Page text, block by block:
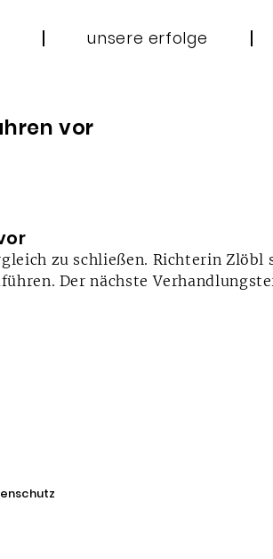
unsere erfolge
vor
zu schließen. Richterin Zlöbl
Der nächste